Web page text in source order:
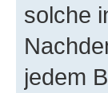
solche
jedem